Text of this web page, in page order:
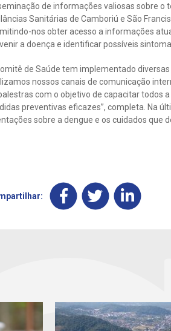
de informações valiosas sobre o
Sanitárias de Camboriú e São
nos obter acesso a informações
a doença e identificar possíveis
de Saúde tem implementado
nossos canais de comunicação
com o objetivo de capacitar todos
preventivas eficazes”, completa. Na
sobre a dengue e os cuidados que